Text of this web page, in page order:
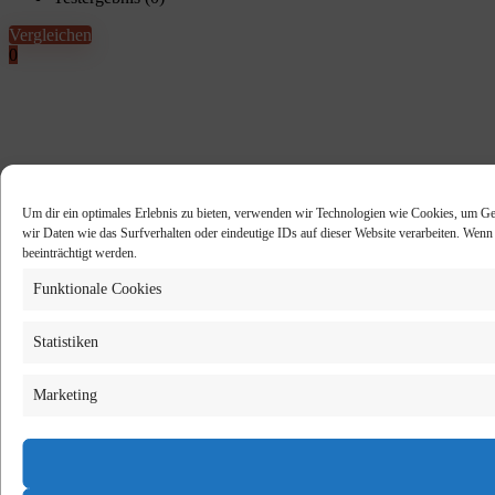
Um dir ein optimales Erlebnis zu bieten, verwenden wir Technologien wie Cookies, um
wir Daten wie das Surfverhalten oder eindeutige IDs auf dieser Website verarbeiten.
beeinträchtigt werden.
Funktionale Cookies
Statistiken
Marketing
Vergleichen
0